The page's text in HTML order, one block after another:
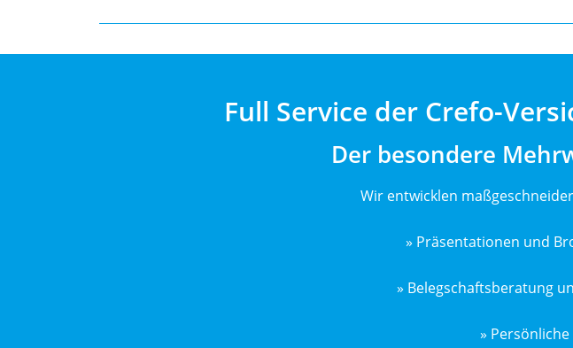
Full Service der Crefo-
Der besondere
Wir entwicklen
» Präsentationen und
» Belegschaftsberatung
»